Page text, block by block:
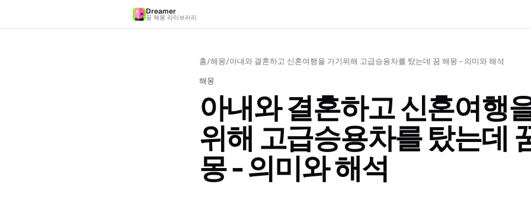
Dreamer
꿈 해몽 라이브러리
홈/해몽/아내와 결혼하고 신혼여행을 가기위해 고급승용차를 탔는데 꿈 해몽 - 의미와 해석
해몽
아내와 결혼하고 신혼여행
위해 고급승용차를 탔는데
몽 - 의미와 해석